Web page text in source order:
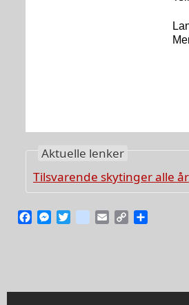
Aktuelle lenker
Tilsvarende skytinger alle år
FacebookMessenger
Twitterinstagram
EmailCopy